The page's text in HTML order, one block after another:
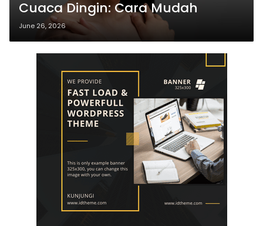
Cuaca Dingin: Cara Mudah
June 26, 2026